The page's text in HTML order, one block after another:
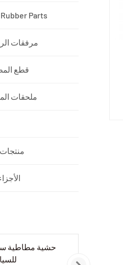
Parts
مرفقات
قطع
ملحقات
حشية مطاطية